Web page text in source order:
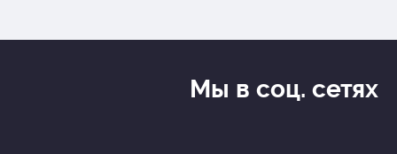
Мы в соц. сетях